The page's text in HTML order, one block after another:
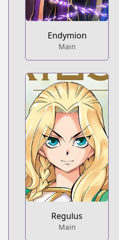
Endymion
Main
Regulus
Main